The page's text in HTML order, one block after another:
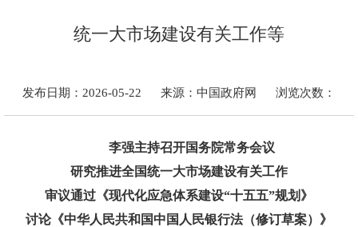
统一大市场建设有关工作等
发布日期：2026-05-22 来源：中国政府网 浏览次数：
李强主持召开国务院常务会议
研究推进全国统一大市场建设有关工作
审议通过《现代化应急体系建设“十五五”规划》
讨论《中华人民共和国中国人民银行法（修订草案）》